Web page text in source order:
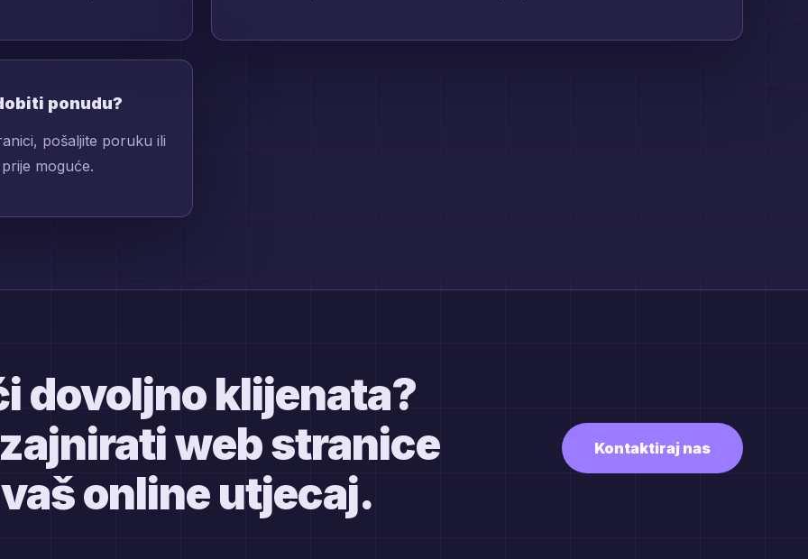
ponudu?
pošaljite poruku ili
moguće.
dovoljno klijenata?
web stranice
online utjecaj.
Kontaktiraj nas